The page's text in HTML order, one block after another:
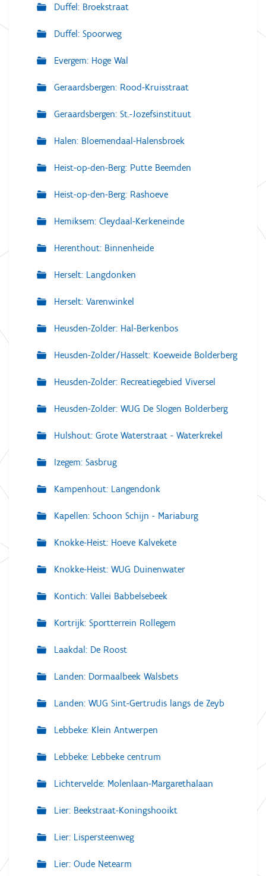
Duffel: Broekstraat
Duffel: Spoorweg
Evergem: Hoge Wal
Geraardsbergen: Rood-Kruisstraat
Geraardsbergen: St.-Jozefsinstituut
Halen: Bloemendaal-Halensbroek
Heist-op-den-Berg: Putte Beemden
Heist-op-den-Berg: Rashoeve
Hemiksem: Cleydaal-Kerkeneinde
Herenthout: Binnenheide
Herselt: Langdonken
Herselt: Varenwinkel
Heusden-Zolder: Hal-Berkenbos
Heusden-Zolder/Hasselt: Koeweide Bolderberg
Heusden-Zolder: Recreatiegebied Viversel
Heusden-Zolder: WUG De Slogen Bolderberg
Hulshout: Grote Waterstraat - Waterkrekel
Izegem: Sasbrug
Kampenhout: Langendonk
Kapellen: Schoon Schijn - Mariaburg
Knokke-Heist: Hoeve Kalvekete
Knokke-Heist: WUG Duinenwater
Kontich: Vallei Babbelsebeek
Kortrijk: Sportterrein Rollegem
Laakdal: De Roost
Landen: Dormaalbeek Walsbets
Landen: WUG Sint-Gertrudis langs de Zeyb
Lebbeke: Klein Antwerpen
Lebbeke: Lebbeke centrum
Lichtervelde: Molenlaan-Margarethalaan
Lier: Beekstraat-Koningshooikt
Lier: Lispersteenweg
Lier: Oude Netearm